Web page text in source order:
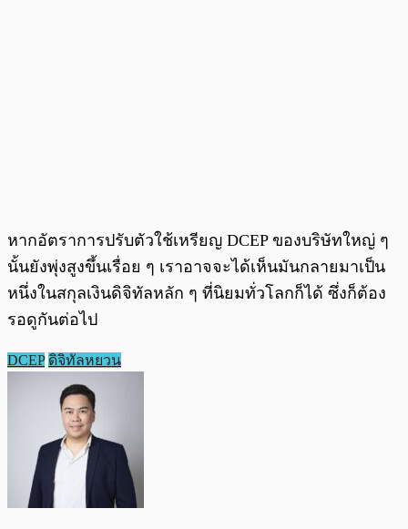
หากอัตราการปรับตัวใช้เหรียญ DCEP ของบริษัทใหญ่ ๆ
นั้นยังพุ่งสูงขึ้นเรื่อย ๆ เราอาจจะได้เห็นมันกลายมาเป็น
หนึ่งในสกุลเงินดิจิทัลหลัก ๆ ที่นิยมทั่วโลกก็ได้ ซึ่งก็ต้อง
รอดูกันต่อไป
DCEP ดิจิทัลหยวน